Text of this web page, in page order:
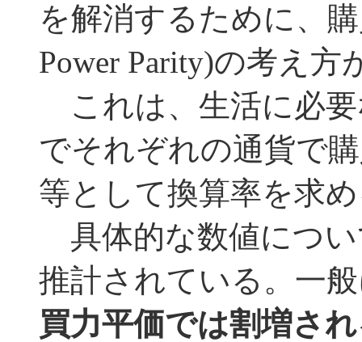
を解消するために、購
Power Parity)の考え方
これは、生活に必
でそれぞれの通貨で
等として換算率を求
具体的な数値につ
推計されている。一
買力平価では割増さ